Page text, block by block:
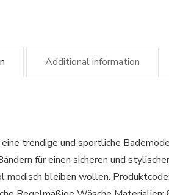
Additional information
trendige und sportliche
für einen sicheren und
modisch bleiben wollen.